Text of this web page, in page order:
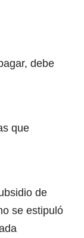
debe
que
de
se estipuló